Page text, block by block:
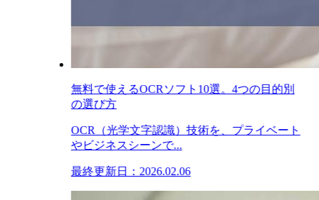
無料で使えるOCRソフト10選。4つの目的別
の選び方
OCR（光学文字認識）技術を、プライベート
やビジネスシーンで...
最終更新日：2026.02.06